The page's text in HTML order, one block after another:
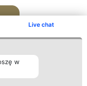
Live chat
w